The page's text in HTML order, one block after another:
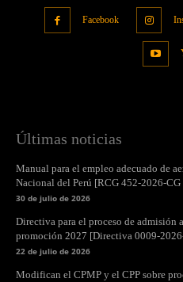
Facebook
Últimas noticias
Manual para el empleo adecuado de
Nacional del Perú [RCG 452-2026-
30 de julio de 2026
Directiva para el proceso de admisión
promoción 2027 [Directiva 0009-
22 de julio de 2026
Modifican el CPMP y el CPP sobre